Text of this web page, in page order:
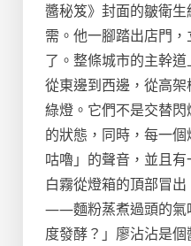
醬秘笈》封面的皺衛
需。他一腳踏出店門
了。整條城市的主幹道
從東邊到西邊，從高
綠燈。它們不是交替閃
的狀態，同時，每一
咕嚕」的聲音，並且
白霧從燈箱的頂部冒
——麵粉蒸煮過頭的氣
度發酵？」廖沾沾是